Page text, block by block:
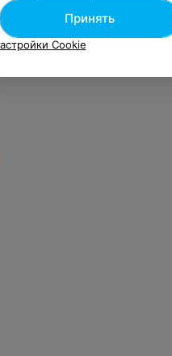
Принять
Cookie